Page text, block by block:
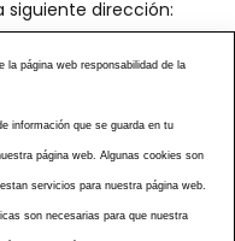
siguiente dirección:
la página web responsabilidad de la
información que se guarda en tu
página web. Algunas cookies son
servicios para nuestra página web.
son necesarias para que nuestra